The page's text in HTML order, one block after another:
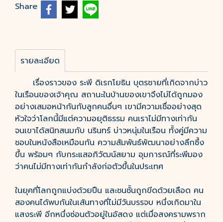
Share
รายละเอียด
เรื่องราวของ ระพี ดิเรกโยธิน บุตรชายที่เกิดจากบ่าว
ในเรือนของเจ้าคุณ สถานะในบ้านของเขาจึงไม่ได้ถูกมอง
อย่างเสมอหน้ากันกับลูกคนอื่นๆ เขามีความเชื่ออย่างสุด
หัวใจว่าโลกนี้มีแต่ความอยุติธรรม คนเราไม่มีทางเท่ากัน
จนเขาได้สนิทสนมกับ นรินทร์ บ่าวหนุ่มในเรือน ทั้งคู่มีความ
ชอบในหนังสือเหมือนกัน ความสัมพันธ์พัฒนาอย่างลึกซึ้ง
ขึ้น พร้อมๆ กับกระแสอภิวัฒน์สยาม อุมการณ์ที่ระพีมอง
ว่าคนไม่มีทางเท่ากันกำลังก่อตัวขึ้นในประเทศ
ในยุคที่โลกถูกแบ่งด้วยปืน และชนชั้นถูกขีดด้วยเลือด คน
สองคนได้พบกันในเส้นทางที่ไม่มีวันบรรจบ หนึ่งเกิดมาใน
แสงระพี อีกหนึ่งซ่อนตัวอยู่ในอัสดง แต่เมื่อสงครามพราก